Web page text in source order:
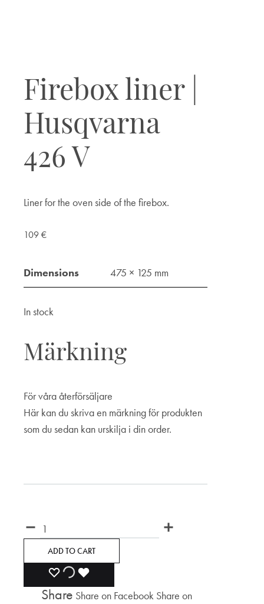
Firebox liner |
Husqvarna
426 V
Liner for the oven side of the firebox.
109€
Dimensions 475 × 125 mm
In stock
Märkning
För våra återförsäljare
Här kan du skriva en märkning för produkten
som du sedan kan urskilja i din order.
Quantity
ADD TO CART
ADD
TO
ADDING
TO TO
Share Share on Facebook Share on